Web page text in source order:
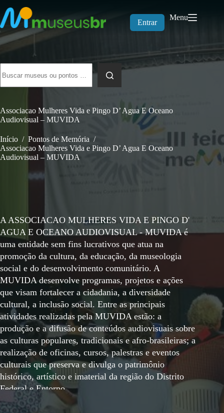
para
o
conteúdo
Entrar
Menu
resultados
Associacao Mulheres Vida e Pingo D’ Agua E Oceano
Audiovisual – MUVIDA
Início / Pontos de Memória /
Associacao Mulheres Vida e Pingo D’ Agua E Oceano
Audiovisual – MUVIDA
A ASSOCIACAO MULHERES VIDA E PINGO D'
AGUA E OCEANO AUDIOVISUAL - MUVIDA é
uma entidade sem fins lucrativos que atua na
promoção da cultura, da educação, da museologia
social e do desenvolvimento comunitário. A
MUVIDA desenvolve programas, projetos e ações
que visam fortalecer a cidadania, a diversidade
cultural, a inclusão social. Entre as principais
atividades realizadas pela MUVIDA estão: a
produção e a difusão de conteúdos audiovisuais sobre
as culturas populares, tradicionais e afro-brasileiras; a
realização de oficinas, cursos, palestras e eventos
culturais que preserva e divulga o patrimônio
histórico, artístico e imaterial da região do Distrito
Federal e Entorno.